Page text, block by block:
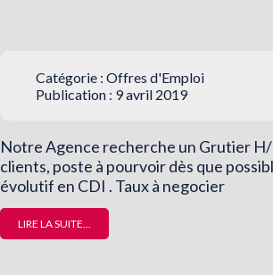
Catégorie : Offres d'Emploi
Publication : 9 avril 2019
Notre Agence recherche un Grutier H/
clients, poste à pourvoir dès que
évolutif en CDI . Taux à negocier
LIRE LA SUITE...